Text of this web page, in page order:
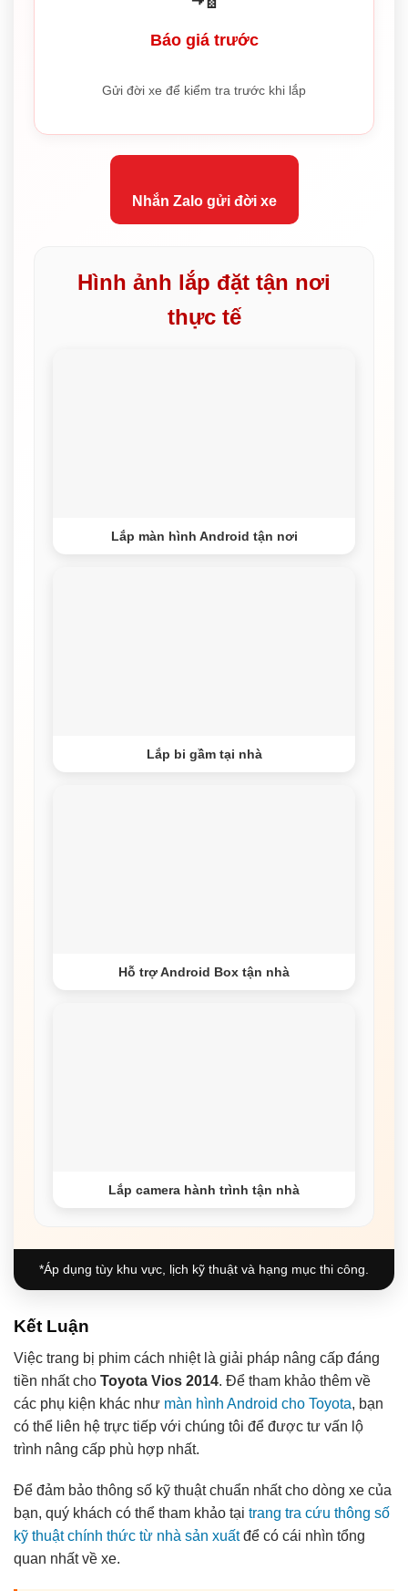
Báo giá trước
Gửi đời xe để kiểm tra trước khi lắp
Nhắn Zalo gửi đời xe
Hình ảnh lắp đặt tận nơi
thực tế
Lắp màn hình Android tận nơi
Lắp bi gầm tại nhà
Hỗ trợ Android Box tận nhà
Lắp camera hành trình tận nhà
*Áp dụng tùy khu vực, lịch kỹ thuật và hạng mục thi công.
Kết Luận
Việc trang bị phim cách nhiệt là giải pháp nâng cấp đáng
tiền nhất cho Toyota Vios 2014. Để tham khảo thêm về
các phụ kiện khác như màn hình Android cho Toyota, bạn
có thể liên hệ trực tiếp với chúng tôi để được tư vấn lộ
trình nâng cấp phù hợp nhất.
Để đảm bảo thông số kỹ thuật chuẩn nhất cho dòng xe của
bạn, quý khách có thể tham khảo tại trang tra cứu thông số
kỹ thuật chính thức từ nhà sản xuấtđể có cái nhìn tổng
quan nhất về xe.